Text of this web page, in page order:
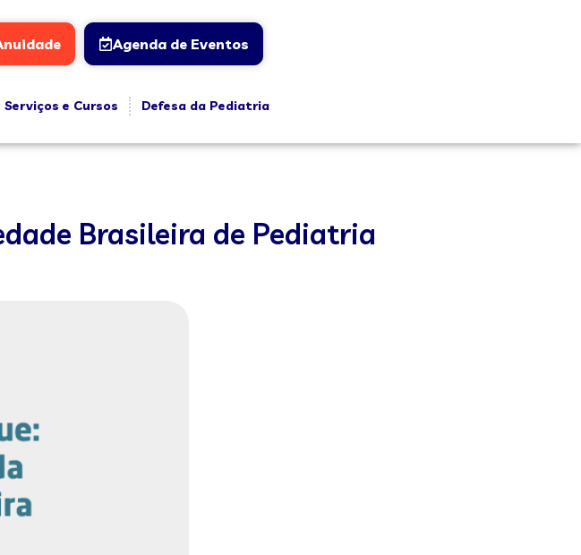
Agenda de Eventos
Serviços e Cursos
Defesa da Pediatria
Brasileira de Pediatria